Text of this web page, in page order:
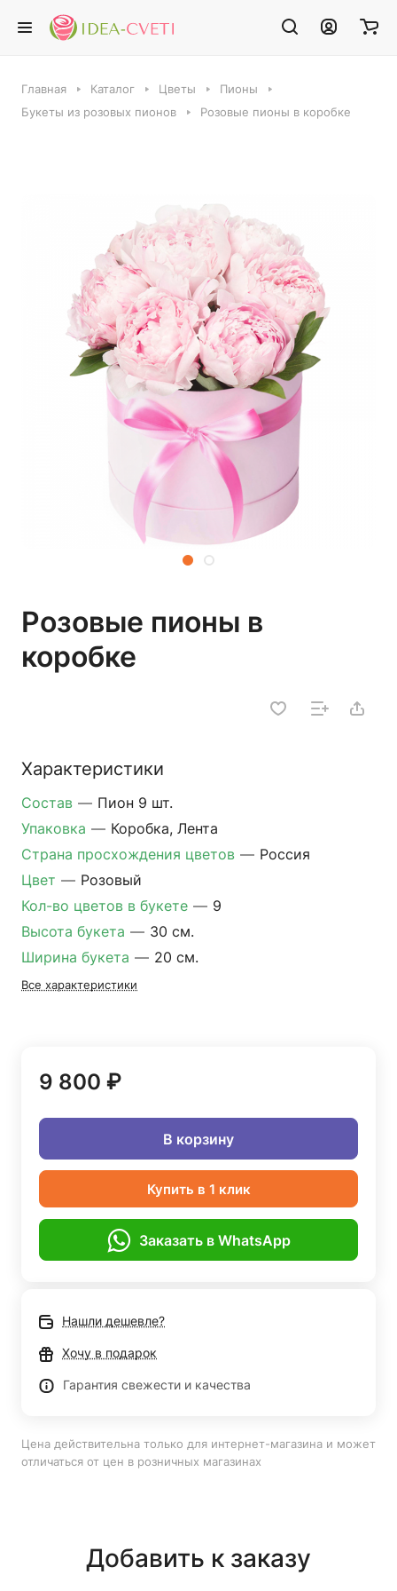
Главная Каталог Цветы
Пионы
Букеты из розовых пионов
Розовые пионы в коробке
Розовые пионы в
коробке
Характеристики
Состав — Пион 9 шт.
Упаковка — Коробка, Лента
Страна просхождения цветов — Россия
Цвет — Розовый
Кол-во цветов в букете — 9
Высота букета — 30 см.
Ширина букета — 20 см.
Все характеристики
9 800 ₽
В корзину
Купить в 1 клик
Заказать в WhatsApp
Нашли дешевле?
Хочу в подарок
Гарантия свежести и качества
Цена действительна только для интернет-магазина и может
отличаться от цен в розничных магазинах
Добавить к заказу